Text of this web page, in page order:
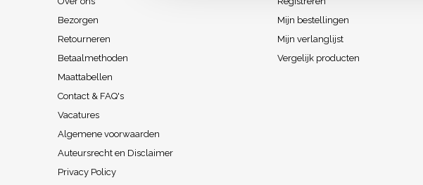
Bezorgen
Retourneren
Betaalmethoden
Maattabellen
Contact & FAQ's
Vacatures
Algemene voorwaarden
Auteursrecht en Disclaimer
Privacy Policy
Mijn bestellingen
Mijn verlanglijst
Vergelijk producten